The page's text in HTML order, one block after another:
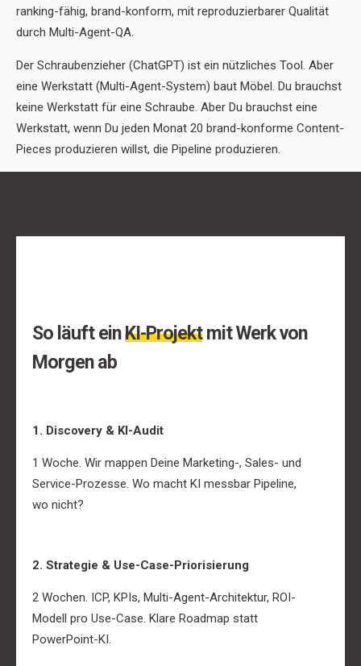
ranking-fähig, brand-konform, mit reproduzierbarer Qualität
durch Multi-Agent-QA.
Der Schraubenzieher (ChatGPT) ist ein nützliches Tool. Aber
eine Werkstatt (Multi-Agent-System) baut Möbel. Du brauchst
keine Werkstatt für eine Schraube. Aber Du brauchst eine
Werkstatt, wenn Du jeden Monat 20 brand-konforme Content-
Pieces produzieren willst, die Pipeline produzieren.
So läuft einKI-Projektmit Werk von
Morgen ab
1. Discovery & KI-Audit
1 Woche. Wir mappen Deine Marketing-, Sales- und
Service-Prozesse. Wo macht KI messbar Pipeline,
wo nicht?
2. Strategie & Use-Case-Priorisierung
2 Wochen. ICP, KPIs, Multi-Agent-Architektur, ROI-
Modell pro Use-Case. Klare Roadmap statt
PowerPoint-KI.